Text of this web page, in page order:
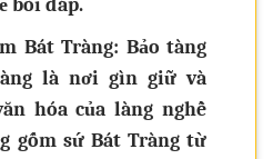
Bát Tràng: Bảo tàng
là nơi gìn giữ và
hóa của làng nghề
gốm sứ Bát Tràng từ